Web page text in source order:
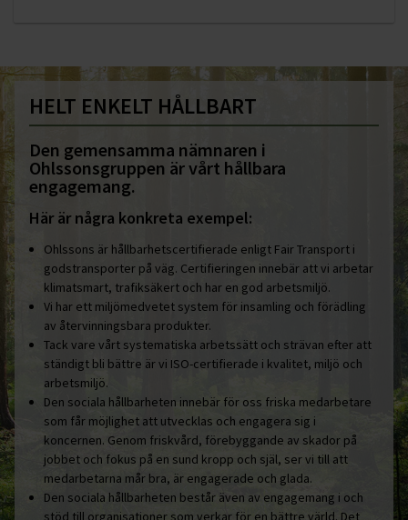
HELT ENKELT HÅLLBART
Den gemensamma nämnaren i
Ohlssonsgruppen är vårt hållbara
engagemang.
Här är några konkreta exempel:
Ohlssons är hållbarhetscertifierade enligt Fair Transport i
godstransporter på väg. Certifieringen innebär att vi arbetar
klimatsmart, trafiksäkert och har en god arbetsmiljö.
Vi har ett miljömedvetet system för insamling och förädling
av återvinningsbara produkter.
Tack vare vårt systematiska arbetssätt och strävan efter att
ständigt bli bättre är vi ISO-certifierade i kvalitet, miljö och
arbetsmiljö.
Den sociala hållbarheten innebär för oss friska medarbetare
som får möjlighet att utvecklas och engagera sig i
koncernen. Genom friskvård, förebyggande av skador på
jobbet och fokus på en sund kropp och själ, ser vi till att
medarbetarna mår bra, är engagerade och glada.
Den sociala hållbarheten består även av engagemang i och
stöd till organisationer som verkar för en bättre värld. Det